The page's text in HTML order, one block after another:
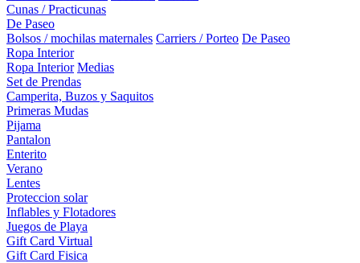
Cunas / Practicunas
De Paseo
Bolsos / mochilas maternales Carriers / Porteo De Paseo
Ropa Interior
Ropa Interior Medias
Set de Prendas
Camperita, Buzos y Saquitos
Primeras Mudas
Pijama
Pantalon
Enterito
Verano
Lentes
Proteccion solar
Inflables y Flotadores
Juegos de Playa
Gift Card Virtual
Gift Card Fisica